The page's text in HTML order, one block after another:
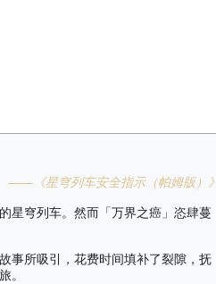
——《星穹列车安全指示（帕姆版）》
星穹列车。然而「万界之癌」恣肆蔓
事所吸引，花费时间填补了裂隙，抚
。